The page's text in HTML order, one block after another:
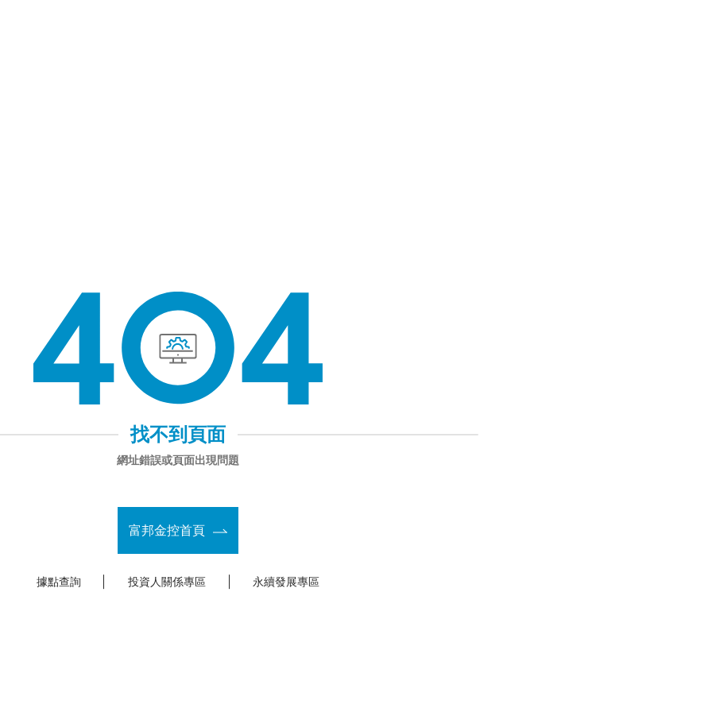
404 找不到頁面
找不到頁面
網址錯誤或頁面出現問題
富邦金控首頁
據點查詢 投資人關係專區 永續發展專區